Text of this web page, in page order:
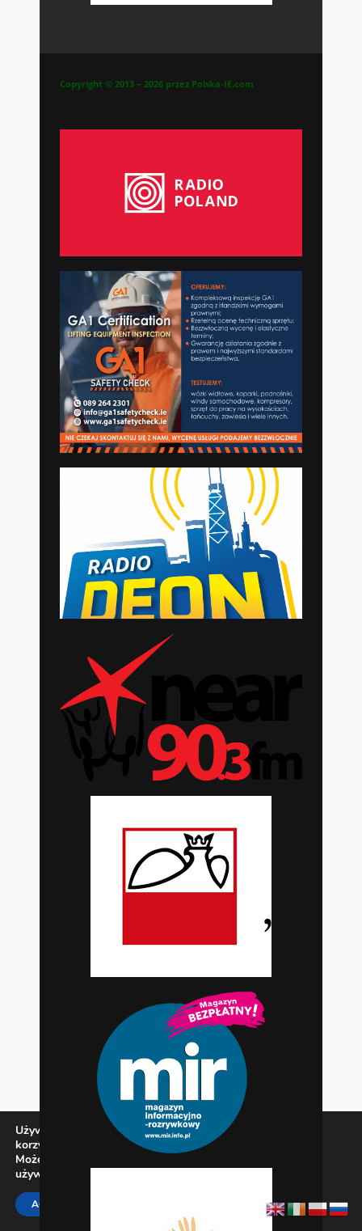
Używamy ciasteczek, aby zapewnić najlepszą jakość
korzystania z naszej witryny.
Możesz dowiedzieć się więcej o tym, jakich ciasteczek
używamy, lub wyłączyć je w
ACCEPT Zamknij panel
Copyright © 2013 – 2026 przez Polska-IE.com